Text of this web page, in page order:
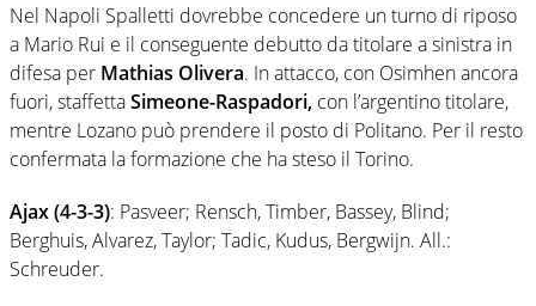
Nel Napoli Spalletti dovrebbe concedere un turno di riposo
a Mario Rui e il conseguente debutto da titolare a sinistra in
difesa per Mathias Olivera. In attacco, con Osimhen ancora
fuori, staffettaSimeone-Raspadori, con l’argentino titolare,
mentre Lozano può prendere il posto di Politano. Per il resto
confermata la formazione che ha steso il Torino.
Ajax (4-3-3): Pasveer; Rensch, Timber, Bassey, Blind;
Berghuis, Alvarez, Taylor; Tadic, Kudus, Bergwijn. All.:
Schreuder.